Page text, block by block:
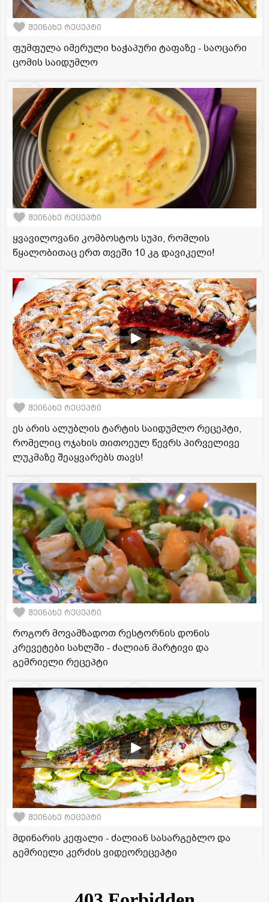
შეინახე რეცეპტი
ფუმფულა იმერული ხაჭაპური ტაფაზე - საოცარი
ცომის საიდუმლო
შეინახე რეცეპტი
ყვავილოვანი კომბოსტოს სუპი, რომლის
წყალობითაც ერთ თვეში 10 კგ დავიკელი!
შეინახე რეცეპტი
ეს არის ალუბლის ტარტის საიდუმლო რეცეპტი,
რომელიც ოჯახის თითოეულ წევრს პირველივე
ლუკმაზე შეაყვარებს თავს!
შეინახე რეცეპტი
როგორ მოვამზადოთ რესტორნის დონის
კრევეტები სახლში - ძალიან მარტივი და
გემრიელი რეცეპტი
შეინახე რეცეპტი
მდინარის კეფალი - ძალიან სასარგებლო და
გემრიელი კერძის ვიდეორეცეპტი